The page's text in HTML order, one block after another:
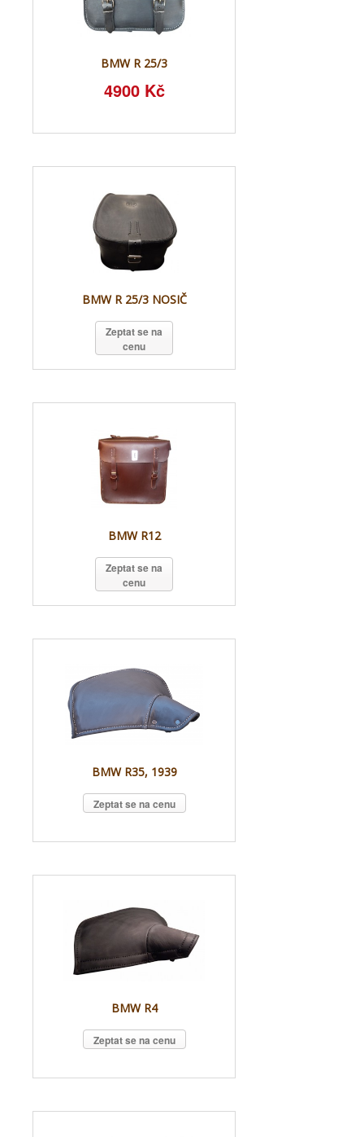
BMW R 25/3
4900 Kč
BMW R 25/3 NOSIČ
Zeptat se na
cenu
BMW R12
Zeptat se na
cenu
BMW R35, 1939
Zeptat se na cenu
BMW R4
Zeptat se na cenu